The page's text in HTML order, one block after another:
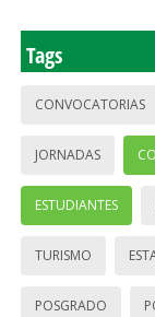
Tags
CONVOCATORIAS
JORNADAS
ESTUDIANTES
TURISMO
POSGRADO